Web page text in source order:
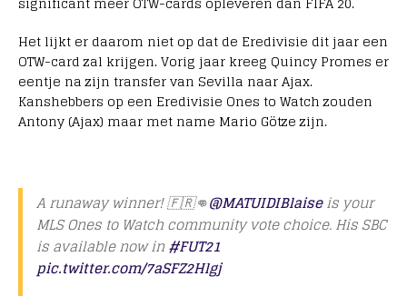
Het lijkt er daarom niet op dat de Eredivisie dit jaar een
OTW-card zal krijgen. Vorig jaar kreeg Quincy Promes er
eentje na zijn transfer van Sevilla naar Ajax.
Kanshebbers op een Eredivisie Ones to Watch zouden
Antony (Ajax) maar met name Mario Götze zijn.
A runaway winner! 🇫🇷👊@MATUIDIBlaiseis your
MLS Ones to Watch community vote choice. His SBC
is available now in#FUT21
pic.twitter.com/7aSFZ2Hlgj